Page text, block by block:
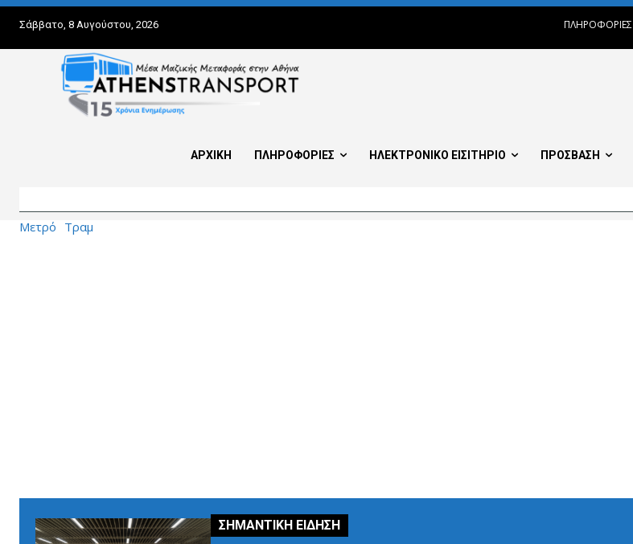
Σάββατο, 8 Αυγούστου, 2026 ΠΛΗΡΟΦΟΡΙΕΣ
ΑΡΧΙΚΗ ΠΛΗΡΟΦΟΡΙΕΣ ΗΛΕΚΤΡΟΝΙΚΟ ΕΙΣΙΤΗΡΙΟ ΠΡΟΣΒΑΣΗ
Μετρό Τραμ